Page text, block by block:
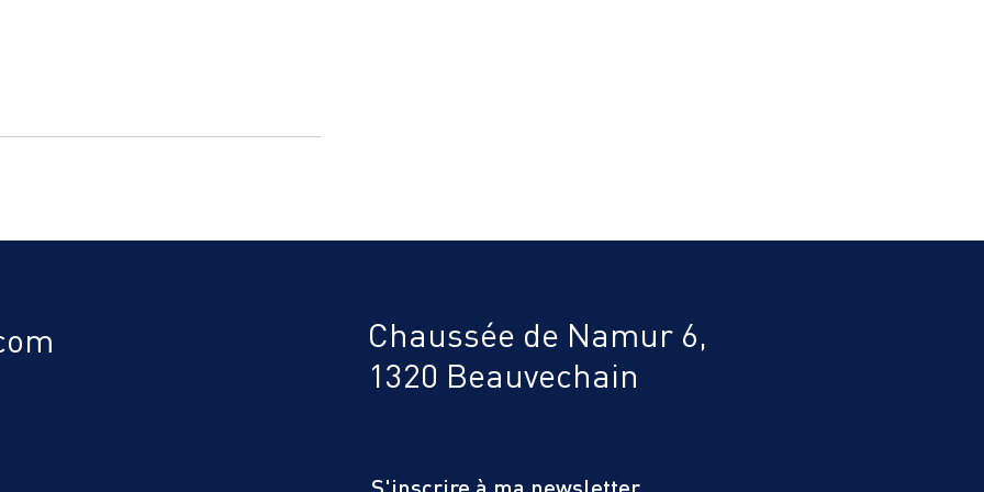
Brabant wallon iChaussée de Namur 6,
1320 Beauvechain
S'inscrire à ma newsletter